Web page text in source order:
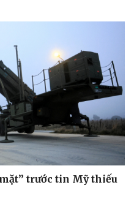
trước tin Mỹ thiếu